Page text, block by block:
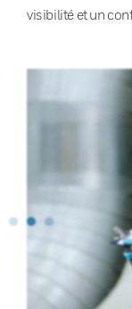
visibilité et un